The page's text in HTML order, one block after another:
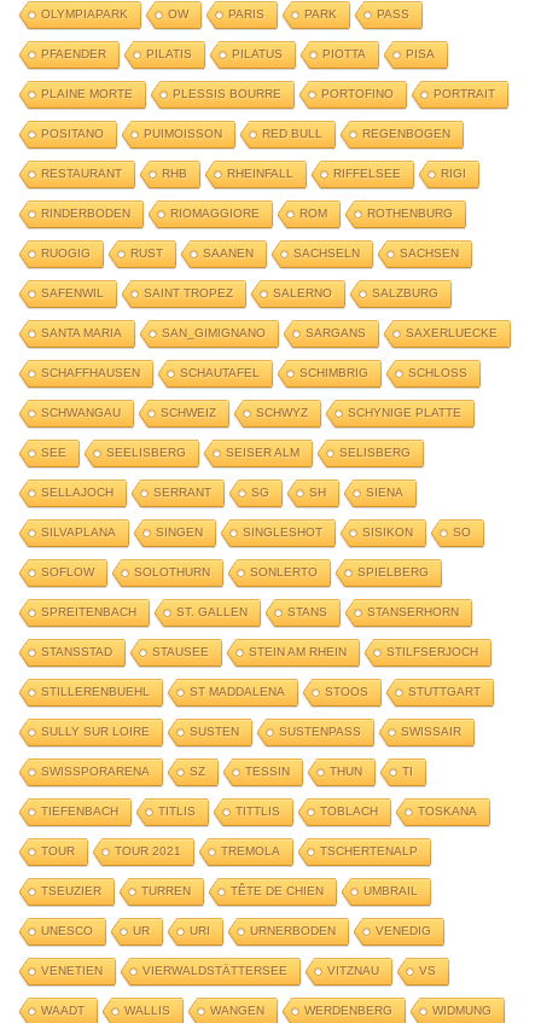
OLYMPIAPARK OW PARIS PARK PASS
PFAENDER PILATIS PILATUS PIOTTA PISA
PLAINE MORTE PLESSIS BOURRE PORTOFINO PORTRAIT
POSITANO PUIMOISSON RED BULL REGENBOGEN
RESTAURANT RHB RHEINFALL RIFFELSEE RIGI
RINDERBODEN RIOMAGGIORE ROM ROTHENBURG
RUOGIG RUST SAANEN SACHSELN SACHSEN
SAFENWIL SAINT TROPEZ SALERNO SALZBURG
SANTA MARIA SAN_GIMIGNANO SARGANS SAXERLUECKE
SCHAFFHAUSEN SCHAUTAFEL SCHIMBRIG SCHLOSS
SCHWANGAU SCHWEIZ SCHWYZ SCHYNIGE PLATTE
SEE SEELISBERG SEISER ALM SELISBERG
SELLAJOCH SERRANT SG SH SIENA
SILVAPLANA SINGEN SINGLESHOT SISIKON SO
SOFLOW SOLOTHURN SONLERTO SPIELBERG
SPREITENBACH ST. GALLEN STANS STANSERHORN
STANSSTAD STAUSEE STEIN AM RHEIN STILFSERJOCH
STILLERENBUEHL ST MADDALENA STOOS STUTTGART
SULLY SUR LOIRE SUSTEN SUSTENPASS SWISSAIR
SWISSPORARENA SZ TESSIN THUN TI
TIEFENBACH TITLIS TITTLIS TOBLACH TOSKANA
TOUR TOUR 2021 TREMOLA TSCHERTENALP
TSEUZIER TURREN TÊTE DE CHIEN UMBRAIL
UNESCO UR URI URNERBODEN VENEDIG
VENETIEN VIERWALDSTÄTTERSEE VITZNAU VS
WAADT WALLIS WANGEN WERDENBERG WIDMUNG